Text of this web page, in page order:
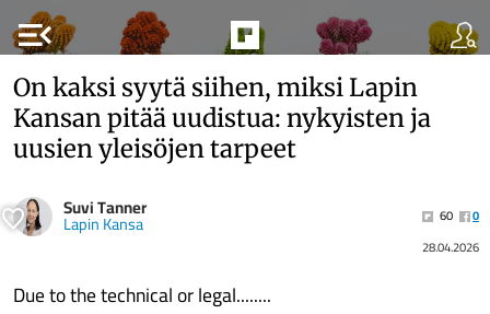
menu_open
On kaksi syytä siihen, miksi Lapin
Kansan pitää uu­dis­tua: ny­kyis­ten ja
uusien ylei­sö­jen tarpeet
Suvi Tanner
Lapin Kansa 60
0
28.04.2026
Due to the technical or legal........